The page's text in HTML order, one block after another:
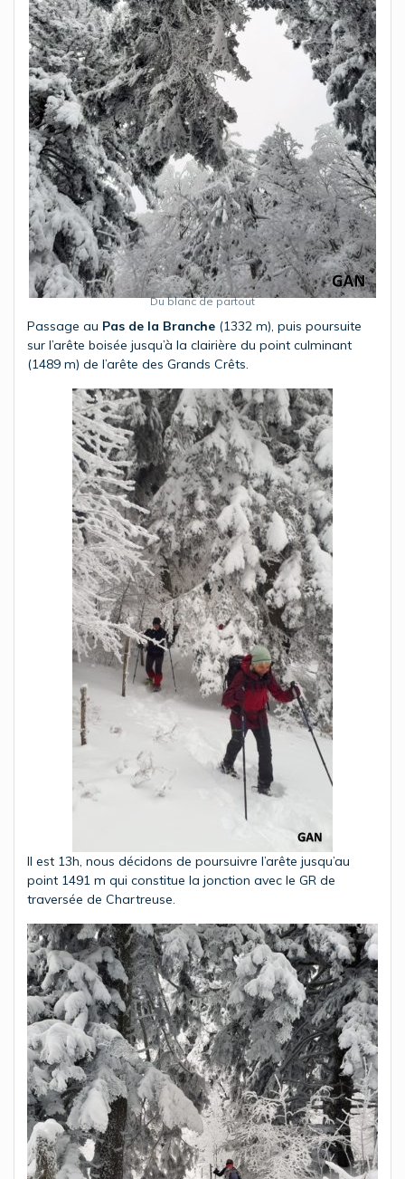
Du blanc de partout
Passage au Pas de la Branche (1332 m), puis poursuite
sur l’arête boisée jusqu’à la clairière du point culminant
(1489 m) de l’arête des Grands Crêts.
Il est 13h, nous décidons de poursuivre l’arête jusqu’au
point 1491 m qui constitue la jonction avec le GR de
traversée de Chartreuse.